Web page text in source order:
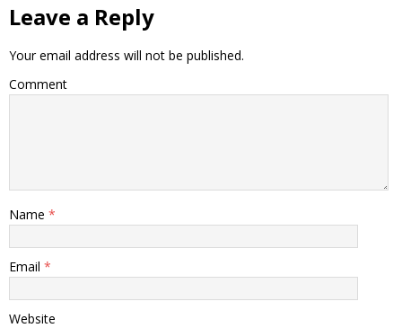
Leave a Reply
Your email address will not be published.
Comment
Name *
Email *
Website